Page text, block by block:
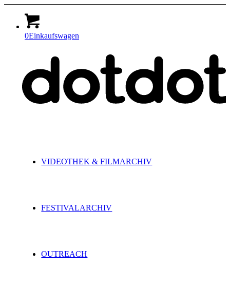
0Einkaufswagen
VIDEOTHEK & FILMARCHIV
FESTIVALARCHIV
OUTREACH